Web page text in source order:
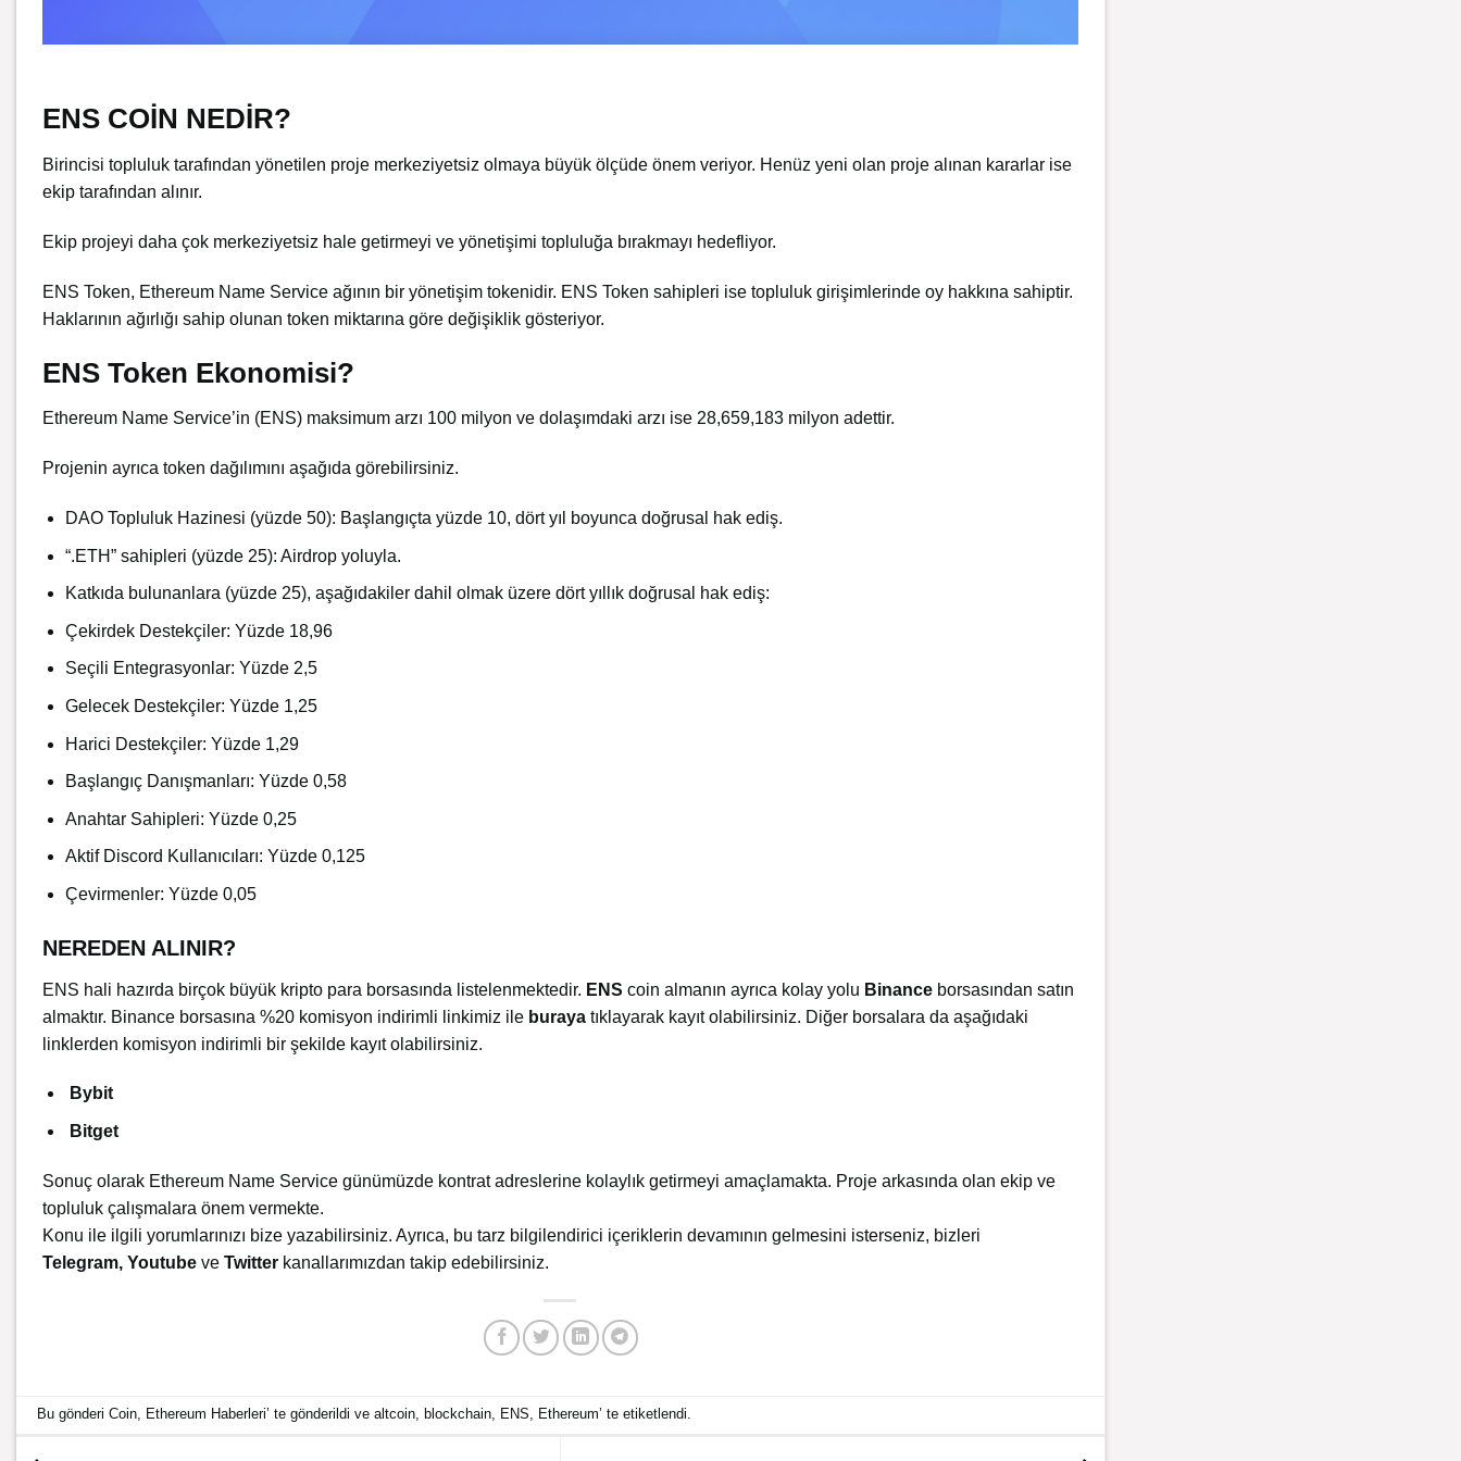
ENS COİN NEDİR?
Birincisi topluluk tarafından yönetilen proje merkeziyetsiz olmaya büyük ölçüde önem veriyor. Henüz yeni olan proje alınan kararlar ise
ekip tarafından alınır.
Ekip projeyi daha çok merkeziyetsiz hale getirmeyi ve yönetişimi topluluğa bırakmayı hedefliyor.
ENS Token, Ethereum Name Service ağının bir yönetişim tokenidir. ENS Token sahipleri ise topluluk girişimlerinde oy hakkına sahiptir.
Haklarının ağırlığı sahip olunan token miktarına göre değişiklik gösteriyor.
ENS Token Ekonomisi?
Ethereum Name Service’in (ENS) maksimum arzı 100 milyon ve dolaşımdaki arzı ise 28,659,183 milyon adettir.
Projenin ayrıca token dağılımını aşağıda görebilirsiniz.
DAO Topluluk Hazinesi (yüzde 50): Başlangıçta yüzde 10, dört yıl boyunca doğrusal hak ediş.
“.ETH” sahipleri (yüzde 25): Airdrop yoluyla.
Katkıda bulunanlara (yüzde 25), aşağıdakiler dahil olmak üzere dört yıllık doğrusal hak ediş:
Çekirdek Destekçiler: Yüzde 18,96
Seçili Entegrasyonlar: Yüzde 2,5
Gelecek Destekçiler: Yüzde 1,25
Harici Destekçiler: Yüzde 1,29
Başlangıç Danışmanları: Yüzde 0,58
Anahtar Sahipleri: Yüzde 0,25
Aktif Discord Kullanıcıları: Yüzde 0,125
Çevirmenler: Yüzde 0,05
NEREDEN ALINIR?
ENS hali hazırda birçok büyük kripto para borsasında listelenmektedir. ENS coin almanın ayrıca kolay yolu Binance borsasından satın
almaktır. Binance borsasına %20 komisyon indirimli linkimiz ile buraya tıklayarak kayıt olabilirsiniz. Diğer borsalara da aşağıdaki
linklerden komisyon indirimli bir şekilde kayıt olabilirsiniz.
Bybit
Bitget
Sonuç olarak Ethereum Name Service günümüzde kontrat adreslerine kolaylık getirmeyi amaçlamakta. Proje arkasında olan ekip ve
topluluk çalışmalara önem vermekte.
Konu ile ilgili yorumlarınızı bize yazabilirsiniz. Ayrıca, bu tarz bilgilendirici içeriklerin devamının gelmesini isterseniz, bizleri
Telegram, Youtube ve Twitter kanallarımızdan takip edebilirsiniz.
Bu gönderiCoin, Ethereum Haberleri’ te gönderildi vealtcoin, blockchain, ENS, Ethereum’ te etiketlendi.